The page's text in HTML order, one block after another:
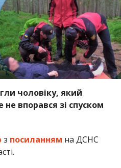
чоловіку, який
впорався зі спуском
з посиланням на ДСНС